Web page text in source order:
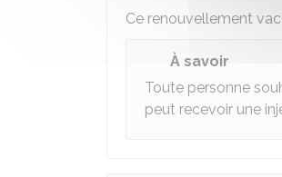
Ce renouvellement
À savoir
Toute personne
peut recevoir une